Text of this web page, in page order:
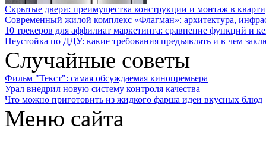
Скрытые двери: преимущества конструкции и монтаж в
Современный жилой комплекс «Флагман»: архитектура,
10 трекеров для аффилиат маркетинга: сравнение функций и
Неустойка по ДДУ: какие требования предъявлять и в чем
Случайные советы
Фильм "Текст": самая обсуждаемая кинопремьера
Урал внедрил новую систему контроля качества
Что можно приготовить из жидкого фарша идеи вкусных блюд
Меню сайта